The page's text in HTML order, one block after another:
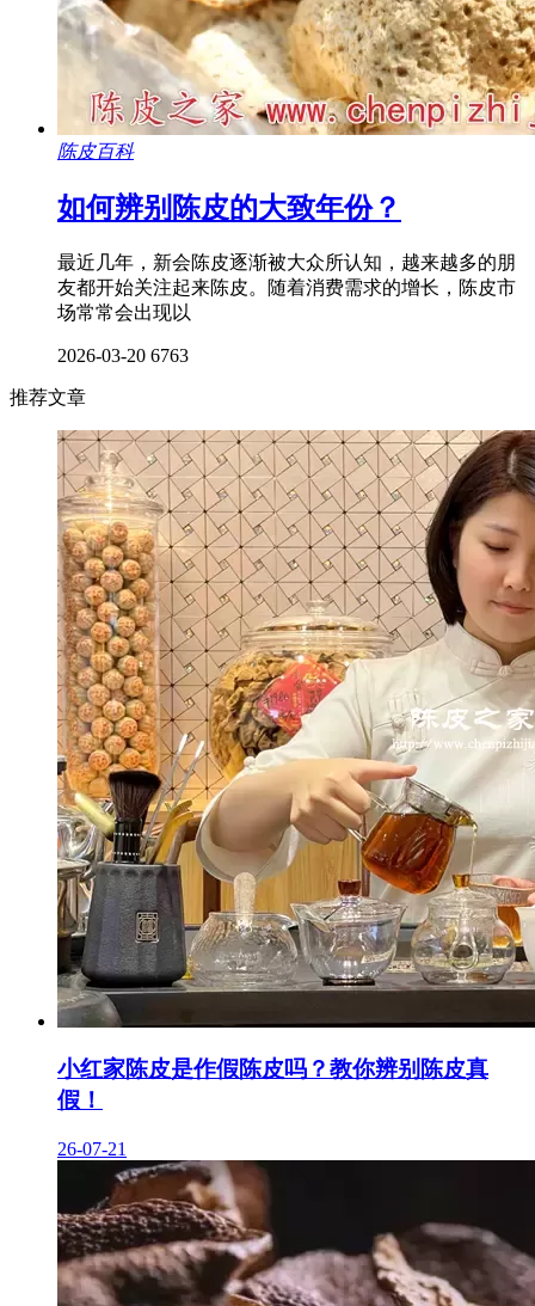
陈皮百科
如何辨别陈皮的大致年份？
最近几年，新会陈皮逐渐被大众所认知，越来越多的朋
友都开始关注起来陈皮。随着消费需求的增长，陈皮市
场常常会出现以
2026-03-20 6763
推荐文章
小红家陈皮是作假陈皮吗？教你辨别陈皮真
假！
26-07-21